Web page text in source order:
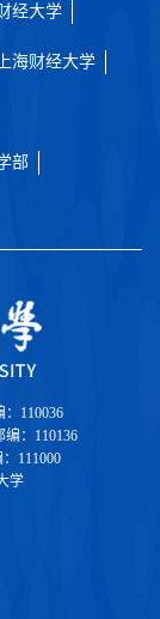
经大学
上海财经大学
部
110036
：110136
111000
学